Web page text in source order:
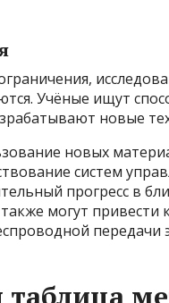
Учёные ищут
новые
новых
систем
прогресс в
могут привести
передачи